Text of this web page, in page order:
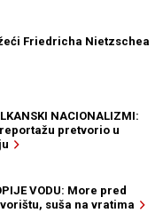
Friedricha Nietzschea
NACIONALIZMI:
pretvorio u
VODU: More pred
suša na vratima